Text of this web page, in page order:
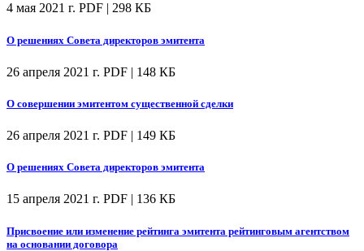
4 мая 2021 г. PDF | 298 КБ
О решениях Совета директоров эмитента
26 апреля 2021 г. PDF | 148 КБ
О совершении эмитентом существенной сделки
26 апреля 2021 г. PDF | 149 КБ
О решениях Совета директоров эмитента
15 апреля 2021 г. PDF | 136 КБ
Присвоение или изменение рейтинга эмитента рейтинговым агентством
на основании договора